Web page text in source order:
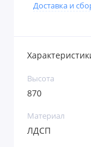
Доставка и
Высота
870
Материал
ЛДСП